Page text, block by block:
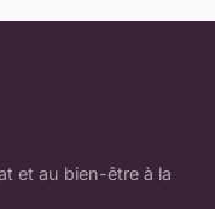
et au bien-être à la